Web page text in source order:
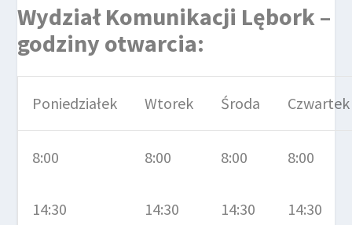
Wydział Komunikacji Lębork –
godziny otwarcia:
Poniedziałek Wtorek Środa Czwartek
8:00
14:30
8:00
14:30
8:00
14:30
8:00
14:30